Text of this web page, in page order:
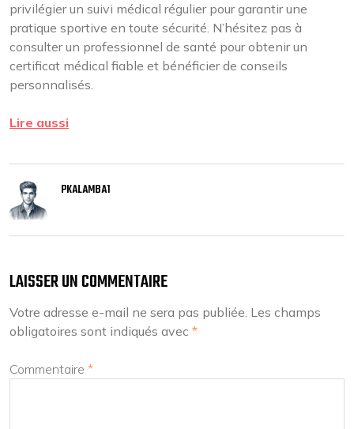
privilégier un suivi médical régulier pour garantir une
pratique sportive en toute sécurité. N’hésitez pas à
consulter un professionnel de santé pour obtenir un
certificat médical fiable et bénéficier de conseils
personnalisés.
Lire aussi
PKALAMBA1
LAISSER UN COMMENTAIRE
Votre adresse e-mail ne sera pas publiée. Les champs
obligatoires sont indiqués avec *
Commentaire *